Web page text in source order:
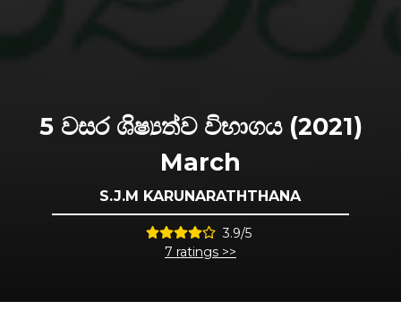
5 වසර ශිෂ්‍යත්ව විභාගය (2021)
March
S.J.M KARUNARATHTHANA
3.9/5
7 ratings >>